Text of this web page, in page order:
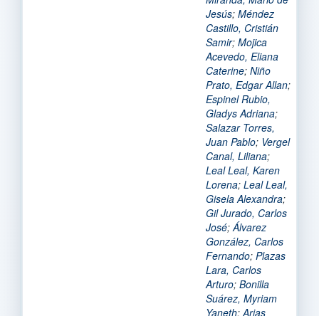
Jesús; Méndez
Castillo, Cristián
Samir; Mojica
Acevedo, Eliana
Caterine; Niño
Prato, Edgar Allan;
Espinel Rubio,
Gladys Adriana;
Salazar Torres,
Juan Pablo; Vergel
Canal, Liliana;
Leal Leal, Karen
Lorena; Leal Leal,
Gisela Alexandra;
Gil Jurado, Carlos
José; Álvarez
González, Carlos
Fernando; Plazas
Lara, Carlos
Arturo; Bonilla
Suárez, Myriam
Yaneth; Arias